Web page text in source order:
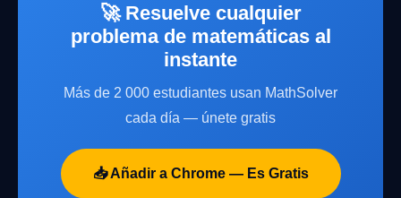
🚀 Resuelve cualquier
problema de matemáticas al
instante
Más de 2 000 estudiantes usan MathSolver
cada día — únete gratis
📥 Añadir a Chrome — Es Gratis